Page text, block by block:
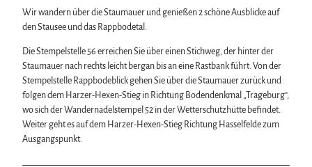
Wir wandern über die Staumauer und genießen 2 schöne Ausblicke auf
den Stausee und das Rappbodetal.
Die Stempelstelle 56 erreichen Sie über einen Stichweg, der hinter der
Staumauer nach rechts leicht bergan bis an eine Rastbank führt. Von der
Stempelstelle Rappbodeblick gehen Sie über die Staumauer zurück und
folgen dem Harzer-Hexen-Stieg in Richtung Bodendenkmal „Trageburg“,
wo sich der Wandernadelstempel 52 in der Wetterschutzhütte befindet.
Weiter geht es auf dem Harzer-Hexen-Stieg Richtung Hasselfelde zum
Ausgangspunkt.